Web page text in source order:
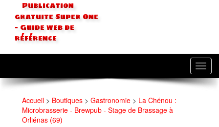
Publication
gratuite Super One
- Guide web de
référence
Accueil > Boutiques > Gastronomie > La Chénou :
Microbrasserie - Brewpub - Stage de Brassage à
Orliénas (69)